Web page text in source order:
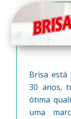
Brisa está
30 anos,
ótima
uma